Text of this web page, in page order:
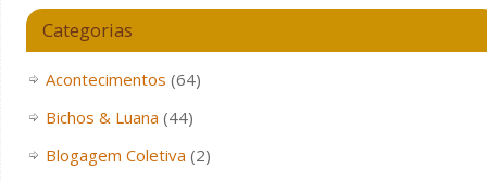
Categorias
Acontecimentos (64)
Bichos & Luana (44)
Blogagem Coletiva (2)